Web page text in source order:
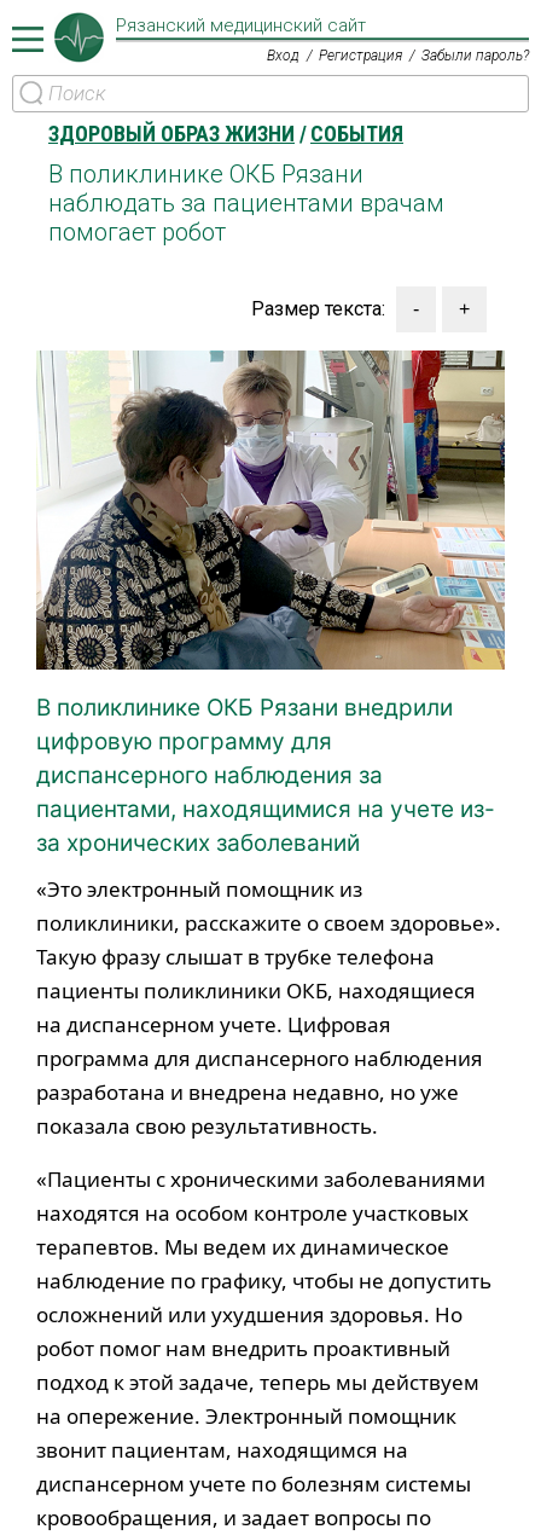
Рязанский медицинский сайт
Вход Регистрация Забыли пароль?
ЗДОРОВЫЙ ОБРАЗ ЖИЗНИ СОБЫТИЯ
В поликлинике ОКБ Рязани
наблюдать за пациентами врачам
помогает робот
Размер текста:
В поликлинике ОКБ Рязани внедрили
цифровую программу для
диспансерного наблюдения за
пациентами, находящимися на учете из-
за хронических заболеваний
«Это электронный помощник из
поликлиники, расскажите о своем здоровье».
Такую фразу слышат в трубке телефона
пациенты поликлиники ОКБ, находящиеся
на диспансерном учете. Цифровая
программа для диспансерного наблюдения
разработана и внедрена недавно, но уже
показала свою результативность.
«Пациенты с хроническими заболеваниями
находятся на особом контроле участковых
терапевтов. Мы ведем их динамическое
наблюдение по графику, чтобы не допустить
осложнений или ухудшения здоровья. Но
робот помог нам внедрить проактивный
подход к этой задаче, теперь мы действуем
на опережение. Электронный помощник
звонит пациентам, находящимся на
диспансерном учете по болезням системы
кровообращения, и задает вопросы по